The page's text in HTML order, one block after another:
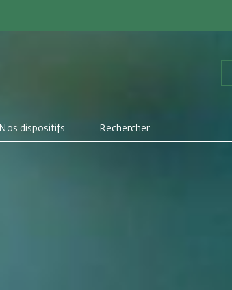
Nos dispositifs